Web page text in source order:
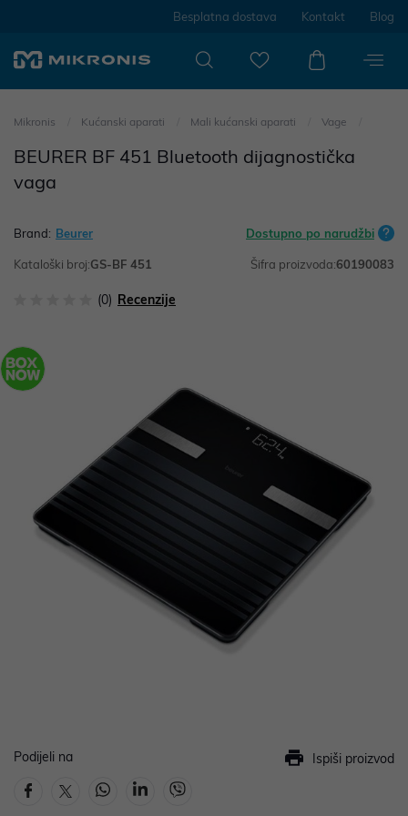
Besplatna dostava Kontakt Blog
Mikronis Kućanski aparati Mali kućanski aparati Vage
BEURER BF 451 Bluetooth dijagnostička
vaga
Brand: Beurer Dostupno po narudžbi
Kataloški broj:GS-BF 451 Šifra proizvoda:60190083
(0) Recenzije
Podijeli na Ispiši proizvod